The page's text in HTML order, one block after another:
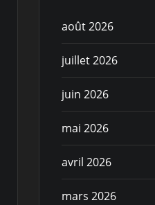
août 2026
juillet 2026
juin 2026
mai 2026
avril 2026
mars 2026